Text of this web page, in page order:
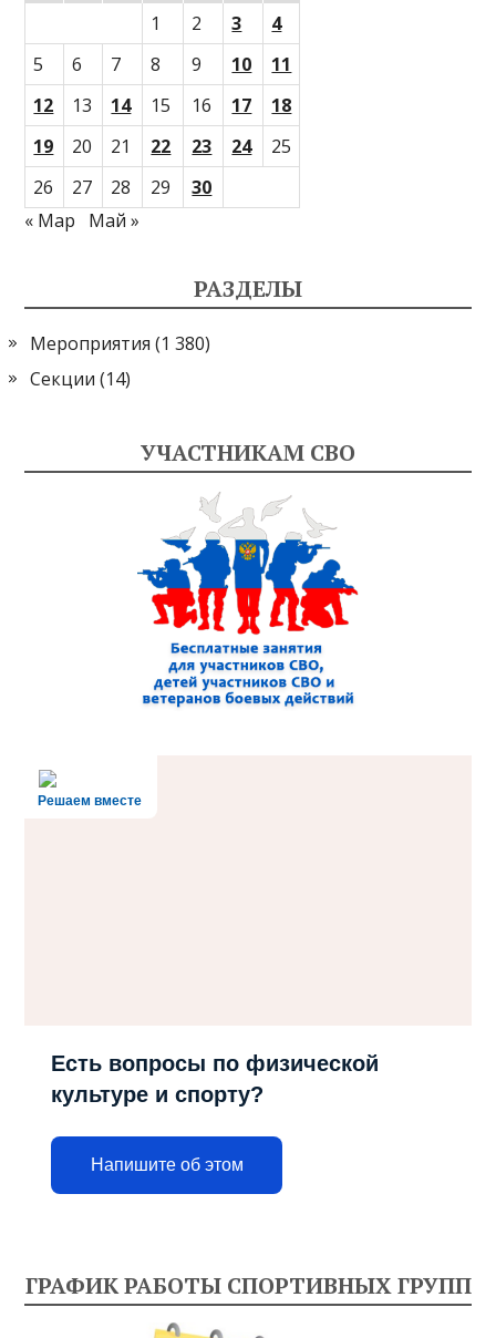
1
2 3
4
5
6 7 8 9 10
11
12
13 14 15 16 17
18
19
20 21 22 23 24
25
26
27 28 29
30
« Мар
Май »
РАЗДЕЛЫ
Мероприятия (1 380)
Секции (14)
УЧАСТНИКАМ СВО
Решаем вместе
Есть вопросы по физической
культуре и спорту?
Напишите об этом
ГРАФИК РАБОТЫ СПОРТИВНЫХ ГРУПП